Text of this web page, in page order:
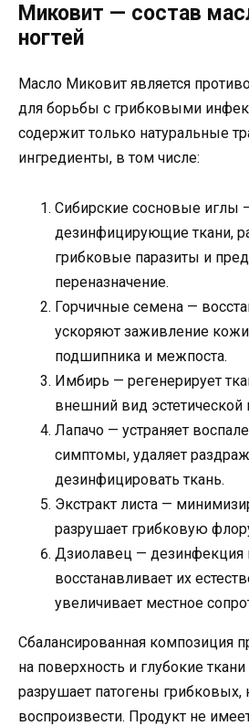
Миковит — состав
ногтей
Масло Миковит является
для борьбы с грибковыми
содержит только натуральные
ингредиенты, в том числе:
Сибирские сосновые иглы
дезинфицирующие ткани,
грибковые паразиты и
переназначение.
Горчичные семена —
ускоряют заживление
подшипника и межпоста.
Имбирь — регенерирует
внешний вид эстетической
Лапачо — устраняет
симптомы, удаляет
дезинфицировать ткань.
Экстракт листа —
разрушает грибковую
Дзиолавец — дезинфекция
восстанавливает их
увеличивает местное
Сбалансированная композиция
на поверхность и глубокие ткани
разрушает патогены
воспроизвести. Продукт не